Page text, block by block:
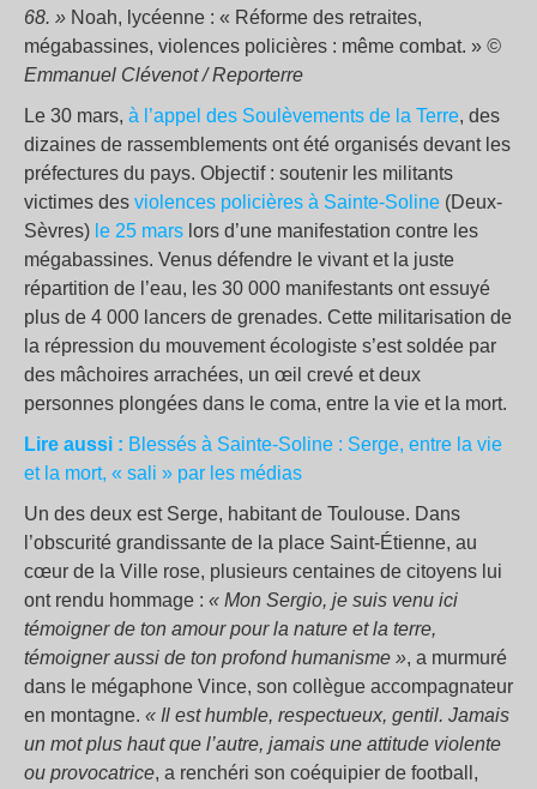
68. » Noah, lycéenne : « Réforme des retraites,
mégabassines, violences policières : même combat. » ©
Emmanuel Clévenot / Reporterre
Le 30 mars, à l’appel des Soulèvements de la Terre, des
dizaines de rassemblements ont été organisés devant les
préfectures du pays. Objectif : soutenir les militants
victimes des violences policières à Sainte-Soline (Deux-
Sèvres) le 25 mars lors d’une manifestation contre les
mégabassines. Venus défendre le vivant et la juste
répartition de l’eau, les 30 000 manifestants ont essuyé
plus de 4 000 lancers de grenades. Cette militarisation de
la répression du mouvement écologiste s’est soldée par
des mâchoires arrachées, un œil crevé et deux
personnes plongées dans le coma, entre la vie et la mort.
Lire aussi : Blessés à Sainte-Soline : Serge, entre la vie
et la mort, « sali » par les médias
Un des deux est Serge, habitant de Toulouse. Dans
l’obscurité grandissante de la place Saint-Étienne, au
cœur de la Ville rose, plusieurs centaines de citoyens lui
ont rendu hommage : « Mon Sergio, je suis venu ici
témoigner de ton amour pour la nature et la terre,
témoigner aussi de ton profond humanisme », a murmuré
dans le mégaphone Vince, son collègue accompagnateur
en montagne. « Il est humble, respectueux, gentil. Jamais
un mot plus haut que l’autre, jamais une attitude violente
ou provocatrice, a renchéri son coéquipier de football,